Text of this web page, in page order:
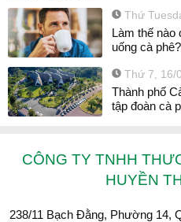
Thứ
Làm thế
uống cà phê?
Thứ 7, 16/
Thành phố
tập đoàn cà
CÔNG TY TNHH
HUYỀN
238/11 Bạch Đằng, Phường 14,